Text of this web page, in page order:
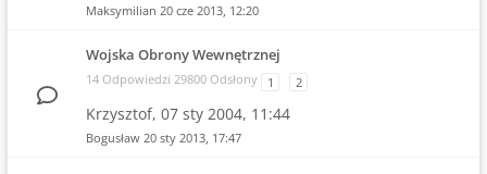
Maksymilian 20 cze 2013, 12:20
Wojska Obrony Wewnętrznej
14 Odpowiedzi 29800 Odsłony 1 2
Krzysztof, 07 sty 2004, 11:44
Bogusław 20 sty 2013, 17:47